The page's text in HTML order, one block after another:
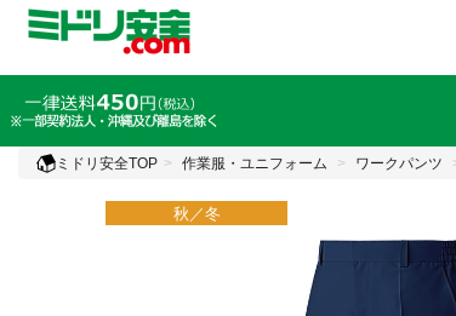
ミドリ安全TOP 作業服・ユニフォーム ワークパンツ
秋／冬